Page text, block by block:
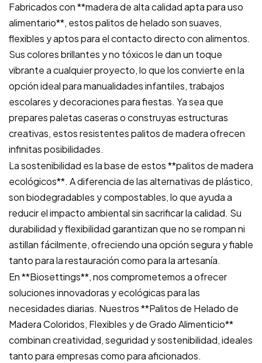
Fabricados con **madera de alta calidad apta para uso
alimentario**, estos palitos de helado son suaves,
flexibles y aptos para el contacto directo con alimentos.
Sus colores brillantes y no tóxicos le dan un toque
vibrante a cualquier proyecto, lo que los convierte en la
opción ideal para manualidades infantiles, trabajos
escolares y decoraciones para fiestas. Ya sea que
prepares paletas caseras o construyas estructuras
creativas, estos resistentes palitos de madera ofrecen
infinitas posibilidades.
La sostenibilidad es la base de estos **palitos de madera
ecológicos**. A diferencia de las alternativas de plástico,
son biodegradables y compostables, lo que ayuda a
reducir el impacto ambiental sin sacrificar la calidad. Su
durabilidad y flexibilidad garantizan que no se rompan ni
astillan fácilmente, ofreciendo una opción segura y fiable
tanto para la restauración como para la artesanía.
En **Biosettings**, nos comprometemos a ofrecer
soluciones innovadoras y ecológicas para las
necesidades diarias. Nuestros **Palitos de Helado de
Madera Coloridos, Flexibles y de Grado Alimenticio**
combinan creatividad, seguridad y sostenibilidad, ideales
tanto para empresas como para aficionados.